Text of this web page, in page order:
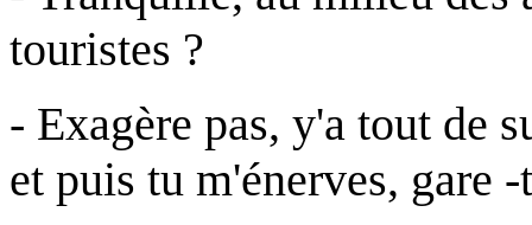
touristes ?
- Exagère pas, y'a tout de
et puis tu m'énerves, gare